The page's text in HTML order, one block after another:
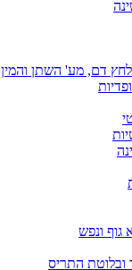
לחץ דם, מע' השתן והמין
גוף ונפש
ובלוטת התריס